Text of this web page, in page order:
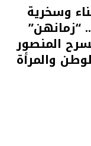
وسخرية
“زمانهن”
المنصور
والمرأة